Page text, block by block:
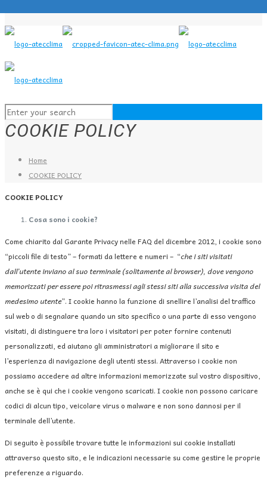
COOKIE POLICY
Home
COOKIE POLICY
COOKIE POLICY
Cosa sono i cookie?
Come chiarito dal Garante Privacy nelle FAQ del dicembre 2012, i cookie sono
“piccoli file di testo” – formati da lettere e numeri – “che i siti visitati
dall’utente inviano al suo terminale (solitamente al browser), dove vengono
memorizzati per essere poi ritrasmessi agli stessi siti alla successiva visita del
medesimo utente”. I cookie hanno la funzione di snellire l’analisi del traffico
sul web o di segnalare quando un sito specifico o una parte di esso vengono
visitati, di distinguere tra loro i visitatori per poter fornire contenuti
personalizzati, ed aiutano gli amministratori a migliorare il sito e
l’esperienza di navigazione degli utenti stessi. Attraverso i cookie non
possiamo accedere ad altre informazioni memorizzate sul vostro dispositivo,
anche se è qui che i cookie vengono scaricati. I cookie non possono caricare
codici di alcun tipo, veicolare virus o malware e non sono dannosi per il
terminale dell’utente.
Di seguito è possibile trovare tutte le informazioni sui cookie installati
attraverso questo sito, e le indicazioni necessarie su come gestire le proprie
preferenze a riguardo.